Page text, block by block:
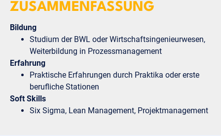
ZUSAMMENFASSUNG
Bildung
Studium der BWL oder Wirtschaftsingenieurwesen,
Weiterbildung in Prozessmanagement
Erfahrung
Praktische Erfahrungen durch Praktika oder erste
berufliche Stationen
Soft Skills
Six Sigma, Lean Management, Projektmanagement